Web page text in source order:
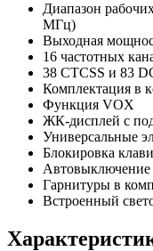
Диапазон
МГц)
Выходная
16 частотных
38 CTCSS и 83
Комплектация в
Функция VOX
ЖК-дисплей с
Универсальные
Блокировка
Автовыключение
Гарнитуры в
Встроенный